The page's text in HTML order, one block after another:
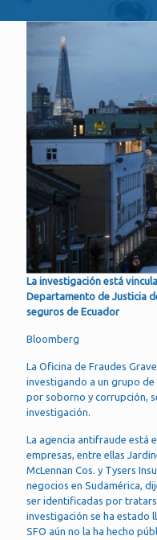
La investigación está
Departamento de Justicia
seguros de Ecuador
Bloomberg
La Oficina de Fraudes
investigando a un grupo de
por soborno y corrupción,
investigación.
La agencia antifraude está
empresas, entre ellas
McLennan Cos. y Tysers
negocios en Sudamérica,
ser identificadas por
investigación se ha estado
SFO aún no la ha hecho